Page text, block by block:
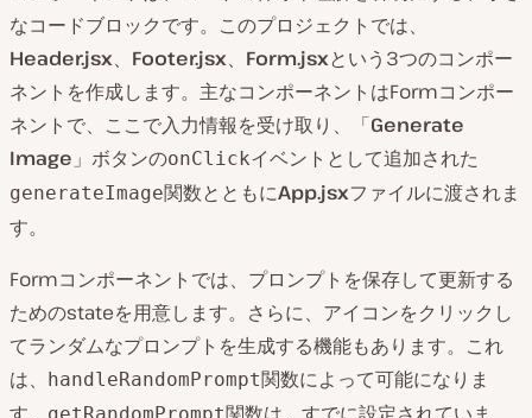
なコードブロックです。このプロジェクトでは、
Header.jsx、 Footer.jsx、 Form.jsxという3つのコンポー
ネントを作成します。主なコンポーネントはFormコンポー
ネントで、ここで入力情報を受け取り、「Generate
Image 」ボタンのonClickイベントとして追加された
generateImage関数とともにApp.jsxファイルに渡されま
す。
Formコンポーネントでは、プロンプトを保存して更新する
ためのstateを用意します。さらに、アイコンをクリックし
てランダムなプロンプトを生成する機能もあります。これ
は、
handleRandomPrompt関数によって可能になりま